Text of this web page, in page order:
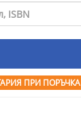
ПРИ ПОРЪЧКА